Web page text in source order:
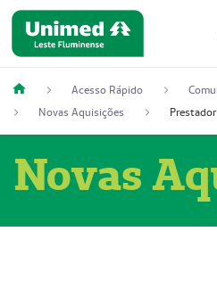
Acesso Rápido
Novas Aquisições
Novas